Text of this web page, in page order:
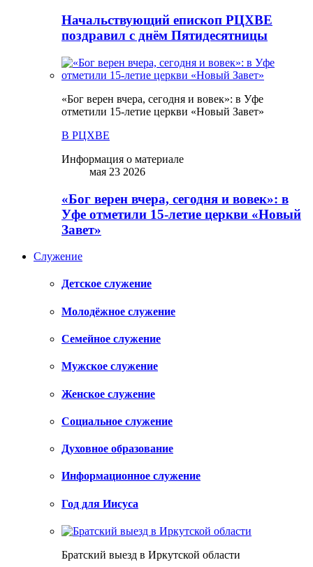
Начальствующий епископ РЦХВЕ
поздравил с днём Пятидесятницы
«Бог верен вчера, сегодня и вовек»: в Уфе
отметили 15-летие церкви «Новый Завет»
В РЦХВЕ
Информация о материале
мая 23 2026
«Бог верен вчера, сегодня и вовек»: в
Уфе отметили 15-летие церкви «Новый
Завет»
Служение
Детское служение
Молодёжное служение
Семейное служение
Мужское служение
Женское служение
Социальное служение
Духовное образование
Информационное служение
Год для Иисуса
Братский выезд в Иркутской области